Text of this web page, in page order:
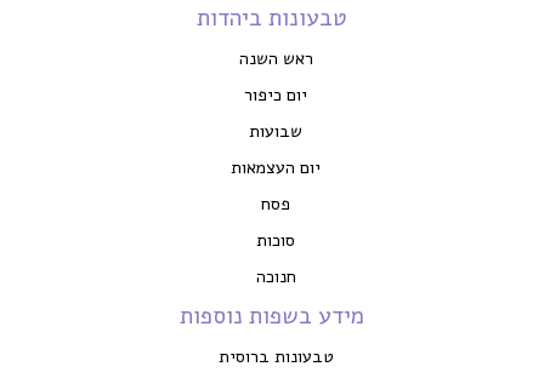
טבעונות ביהדות
ראש השנה
יום כיפור
שבועות
יום העצמאות
פסח
סוכות
חנוכה
מידע בשפות נוספות
טבעונות ברוסית